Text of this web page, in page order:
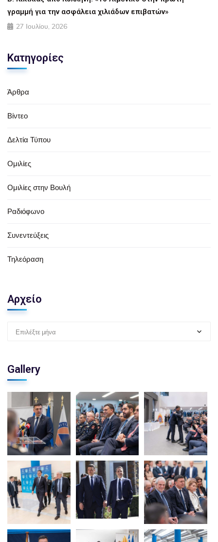
γραμμή για την ασφάλεια χιλιάδων επιβατών»
27 Ιουλίου, 2026
Κατηγορίες
Άρθρα
Βίντεο
Δελτία Τύπου
Ομιλίες
Ομιλίες στην Βουλή
Ραδιόφωνο
Συνεντεύξεις
Τηλεόραση
Αρχείο
Επιλέξτε μήνα
Gallery